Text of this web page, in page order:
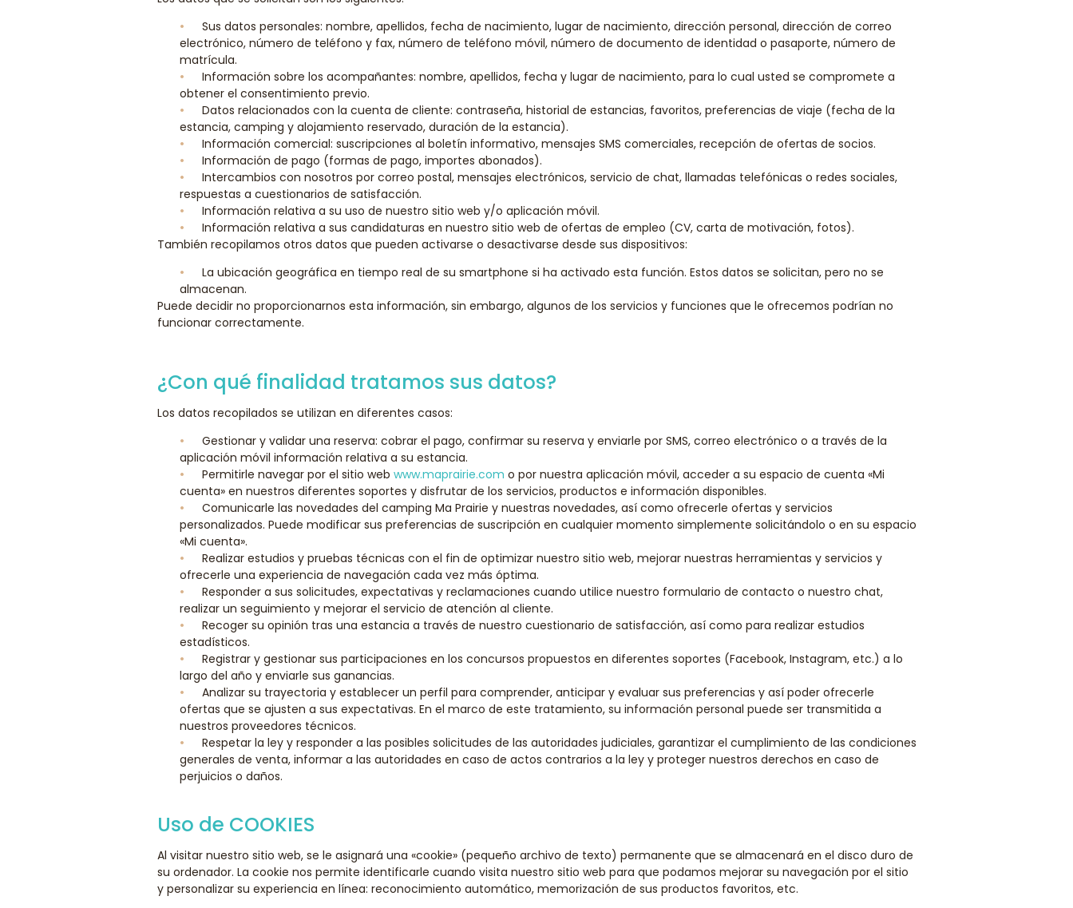
Sus datos personales: nombre, apellidos, fecha de nacimiento, lugar de nacimiento, dirección personal, dirección de correo
electrónico, número de teléfono y fax, número de teléfono móvil, número de documento de identidad o pasaporte, número de
matrícula.
Información sobre los acompañantes: nombre, apellidos, fecha y lugar de nacimiento, para lo cual usted se compromete a
obtener el consentimiento previo.
Datos relacionados con la cuenta de cliente: contraseña, historial de estancias, favoritos, preferencias de viaje (fecha de la
estancia, camping y alojamiento reservado, duración de la estancia).
Información comercial: suscripciones al boletín informativo, mensajes SMS comerciales, recepción de ofertas de socios.
Información de pago (formas de pago, importes abonados).
Intercambios con nosotros por correo postal, mensajes electrónicos, servicio de chat, llamadas telefónicas o redes sociales,
respuestas a cuestionarios de satisfacción.
Información relativa a su uso de nuestro sitio web y/o aplicación móvil.
Información relativa a sus candidaturas en nuestro sitio web de ofertas de empleo (CV, carta de motivación, fotos).
También recopilamos otros datos que pueden activarse o desactivarse desde sus dispositivos:
La ubicación geográfica en tiempo real de su smartphone si ha activado esta función. Estos datos se solicitan, pero no se
almacenan.
Puede decidir no proporcionarnos esta información, sin embargo, algunos de los servicios y funciones que le ofrecemos podrían no
funcionar correctamente.
¿Con qué finalidad tratamos sus datos?
Los datos recopilados se utilizan en diferentes casos:
Gestionar y validar una reserva: cobrar el pago, confirmar su reserva y enviarle por SMS, correo electrónico o a través de la
aplicación móvil información relativa a su estancia.
Permitirle navegar por el sitio web www.maprairie.com o por nuestra aplicación móvil, acceder a su espacio de cuenta «Mi
cuenta» en nuestros diferentes soportes y disfrutar de los servicios, productos e información disponibles.
Comunicarle las novedades del camping Ma Prairie y nuestras novedades, así como ofrecerle ofertas y servicios
personalizados. Puede modificar sus preferencias de suscripción en cualquier momento simplemente solicitándolo o en su espacio
«Mi cuenta».
Realizar estudios y pruebas técnicas con el fin de optimizar nuestro sitio web, mejorar nuestras herramientas y servicios y
ofrecerle una experiencia de navegación cada vez más óptima.
Responder a sus solicitudes, expectativas y reclamaciones cuando utilice nuestro formulario de contacto o nuestro chat,
realizar un seguimiento y mejorar el servicio de atención al cliente.
Recoger su opinión tras una estancia a través de nuestro cuestionario de satisfacción, así como para realizar estudios
estadísticos.
Registrar y gestionar sus participaciones en los concursos propuestos en diferentes soportes (Facebook, Instagram, etc.) a lo
largo del año y enviarle sus ganancias.
Analizar su trayectoria y establecer un perfil para comprender, anticipar y evaluar sus preferencias y así poder ofrecerle
ofertas que se ajusten a sus expectativas. En el marco de este tratamiento, su información personal puede ser transmitida a
nuestros proveedores técnicos.
Respetar la ley y responder a las posibles solicitudes de las autoridades judiciales, garantizar el cumplimiento de las condiciones
generales de venta, informar a las autoridades en caso de actos contrarios a la ley y proteger nuestros derechos en caso de
perjuicios o daños.
Uso de COOKIES
Al visitar nuestro sitio web, se le asignará una «cookie» (pequeño archivo de texto) permanente que se almacenará en el disco duro de
su ordenador. La cookie nos permite identificarle cuando visita nuestro sitio web para que podamos mejorar su navegación por el sitio
y personalizar su experiencia en línea: reconocimiento automático, memorización de sus productos favoritos, etc.